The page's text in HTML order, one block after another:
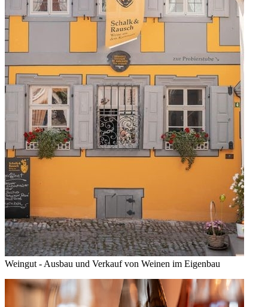
Weingut - Ausbau und Verkauf von Weinen im Eigenbau